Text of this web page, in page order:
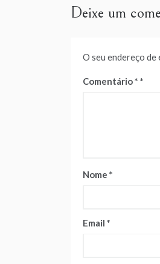
Deixe um
O seu endereço de
Comentário*
Nome *
Email *